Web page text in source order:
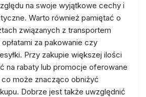
na swoje wyjątkowe cechy i
Warto również pamiętać o
związanych z transportem
za pakowanie czy
Przy zakupie większej ilości
na rabaty lub promocje oferowane
może znacząco obniżyć
Dobrze jest także uwzględnić